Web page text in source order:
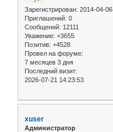
Зарегистрирован: 2014-04-06
Приглашений: 0
Сообщений: 12111
Уважение: +3655
Позитив: +4528
Провел на форуме:
7 месяцев 3 дня
Последний визит:
2026-07-21 14:23:53
xuser
Администратор